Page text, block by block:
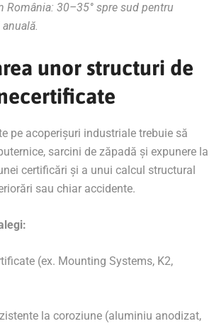
România: 30–35° spre sud pentru
unor structuri de
pe acoperișuri industriale trebuie să
sarcini de zăpadă și expunere la
certificări și a unui calcul structural
sau chiar accidente.
(ex. Mounting Systems, K2,
la coroziune (aluminiu anodizat,